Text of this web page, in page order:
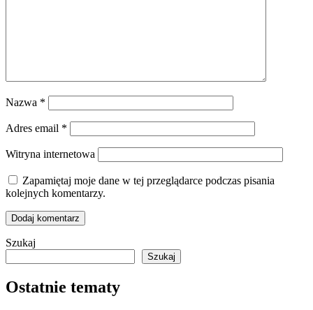
Nazwa *
Adres email *
Witryna internetowa
Zapamiętaj moje dane w tej przeglądarce podczas pisania
kolejnych komentarzy.
Szukaj
Szukaj
Ostatnie tematy